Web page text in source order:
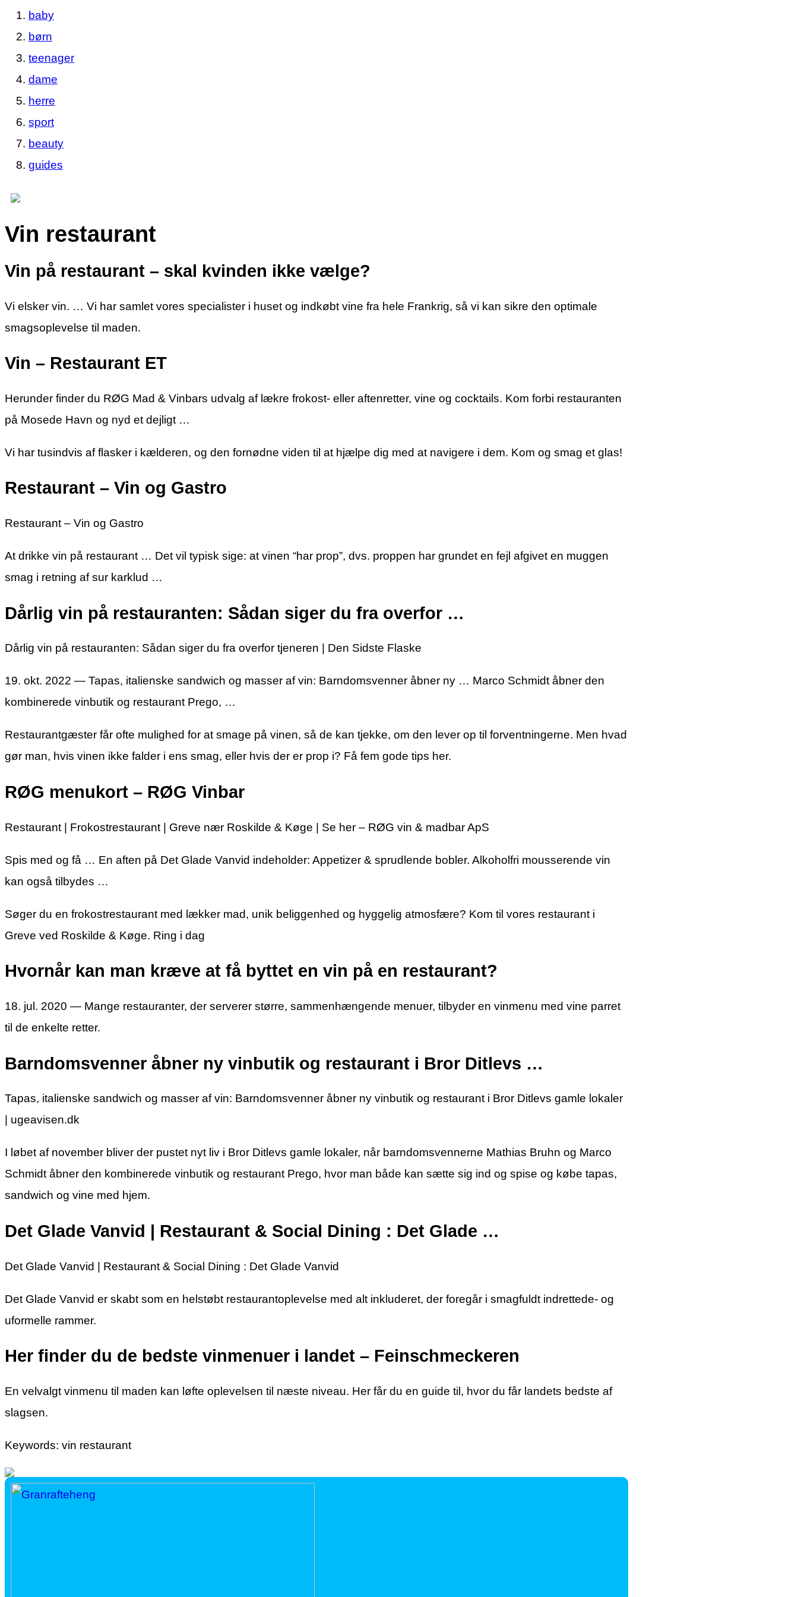
baby
børn
teenager
dame
herre
sport
beauty
guides
Vin restaurant
Vin på restaurant – skal kvinden ikke vælge?
Vi elsker vin. … Vi har samlet vores specialister i huset og indkøbt vine fra hele Frankrig, så vi kan sikre den optimale
smagsoplevelse til maden.
Vin – Restaurant ET
Herunder finder du RØG Mad & Vinbars udvalg af lækre frokost- eller aftenretter, vine og cocktails. ​Kom forbi restauranten
på Mosede Havn og nyd et dejligt …
Vi har tusindvis af flasker i kælderen, og den fornødne viden til at hjælpe dig med at navigere i dem. Kom og smag et glas!
Restaurant – Vin og Gastro
Restaurant – Vin og Gastro
At drikke vin på restaurant … Det vil typisk sige: at vinen “har prop”, dvs. proppen har grundet en fejl afgivet en muggen
smag i retning af sur karklud …
Dårlig vin på restauranten: Sådan siger du fra overfor …
Dårlig vin på restauranten: Sådan siger du fra overfor tjeneren | Den Sidste Flaske
19. okt. 2022 — Tapas, italienske sandwich og masser af vin: Barndomsvenner åbner ny … Marco Schmidt åbner den
kombinerede vinbutik og restaurant Prego, …
Restaurantgæster får ofte mulighed for at smage på vinen, så de kan tjekke, om den lever op til forventningerne. Men hvad
gør man, hvis vinen ikke falder i ens smag, eller hvis der er prop i? Få fem gode tips her.
RØG menukort – RØG Vinbar
Restaurant | Frokostrestaurant | Greve nær Roskilde & Køge | Se her – RØG vin & madbar ApS
Spis med og få … En aften på Det Glade Vanvid indeholder: Appetizer & sprudlende bobler. Alkoholfri mousserende vin
kan også tilbydes …
Søger du en frokostrestaurant med lækker mad, unik beliggenhed og hyggelig atmosfære? Kom til vores restaurant i
Greve ved Roskilde & Køge. Ring i dag
Hvornår kan man kræve at få byttet en vin på en restaurant?
18. jul. 2020 — Mange restauranter, der serverer større, sammenhængende menuer, tilbyder en vinmenu med vine parret
til de enkelte retter.
Barndomsvenner åbner ny vinbutik og restaurant i Bror Ditlevs …
Tapas, italienske sandwich og masser af vin: Barndomsvenner åbner ny vinbutik og restaurant i Bror Ditlevs gamle lokaler
| ugeavisen.dk
I løbet af november bliver der pustet nyt liv i Bror Ditlevs gamle lokaler, når barndomsvennerne Mathias Bruhn og Marco
Schmidt åbner den kombinerede vinbutik og restaurant Prego, hvor man både kan sætte sig ind og spise og købe tapas,
sandwich og vine med hjem.
Det Glade Vanvid | Restaurant & Social Dining : Det Glade …
Det Glade Vanvid | Restaurant & Social Dining : Det Glade Vanvid
Det Glade Vanvid er skabt som en helstøbt restaurantoplevelse med alt inkluderet, der foregår i smagfuldt indrettede- og
uformelle rammer.
Her finder du de bedste vinmenuer i landet – Feinschmeckeren
En velvalgt vinmenu til maden kan løfte oplevelsen til næste niveau. Her får du en guide til, hvor du får landets bedste af
slagsen.
Keywords: vin restaurant